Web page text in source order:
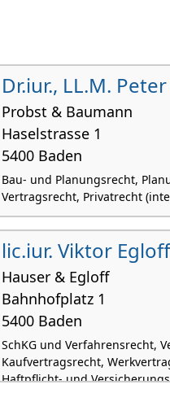
Dr.iur., LL.M.
Probst & Baumann
Haselstrasse 1
5400 Baden
Bau- und Planungsrecht,
Vertragsrecht, Privatrecht
lic.iur. Viktor Egloff
Hauser & Egloff
Bahnhofplatz 1
5400 Baden
SchKG und Verfahrensrecht,
Kaufvertragsrecht,
Haftpflicht- und